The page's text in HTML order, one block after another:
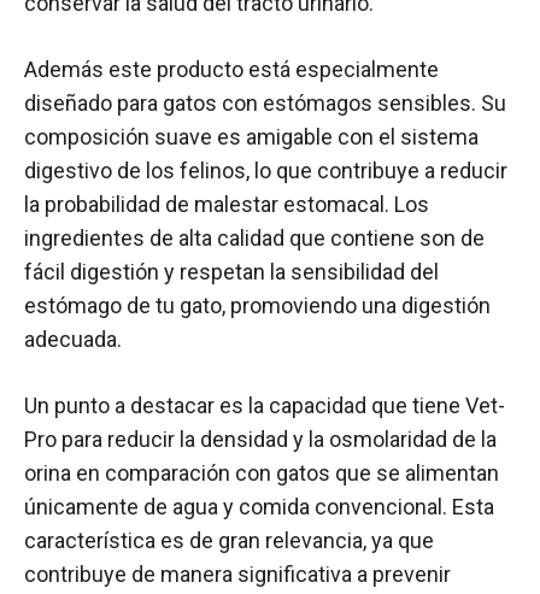
Además este producto está especialmente
diseñado para gatos con estómagos sensibles. Su
composición suave es amigable con el sistema
digestivo de los felinos, lo que contribuye a reducir
la probabilidad de malestar estomacal. Los
ingredientes de alta calidad que contiene son de
fácil digestión y respetan la sensibilidad del
estómago de tu gato, promoviendo una digestión
adecuada.
Un punto a destacar es la capacidad que tiene Vet-
Pro para reducir la densidad y la osmolaridad de la
orina en comparación con gatos que se alimentan
únicamente de agua y comida convencional. Esta
característica es de gran relevancia, ya que
contribuye de manera significativa a prevenir